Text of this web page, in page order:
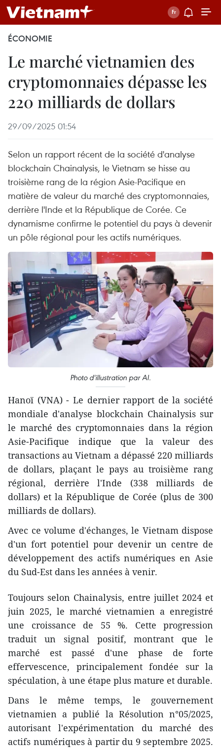
ÉCONOMIE
Le marché vietnamien des
cryptomonnaies dépasse les
220 milliards de dollars
29/09/2025 01:54
Selon un rapport récent de la société d'analyse
blockchain Chainalysis, le Vietnam se hisse au
troisième rang de la région Asie-Pacifique en
matière de valeur du marché des cryptomonnaies,
derrière l'Inde et la République de Corée. Ce
dynamisme confirme le potentiel du pays à devenir
un pôle régional pour les actifs numériques.
Photo d'illustration par AI.
Hanoï (VNA) - Le dernier rapport de la société
mondiale d'analyse blockchain Chainalysis sur
le marché des cryptomonnaies dans la région
Asie-Pacifique indique que la valeur des
transactions au Vietnam a dépassé 220 milliards
de dollars, plaçant le pays au troisième rang
régional, derrière l'Inde (338 milliards de
dollars) et la République de Corée (plus de 300
milliards de dollars).
Avec ce volume d'échanges, le Vietnam dispose
d'un fort potentiel pour devenir un centre de
développement des actifs numériques en Asie
du Sud-Est dans les années à venir.
Toujours selon Chainalysis, entre juillet 2024 et
juin 2025, le marché vietnamien a enregistré
une croissance de 55 %. Cette progression
traduit un signal positif, montrant que le
marché est passé d'une phase de forte
effervescence, principalement fondée sur la
spéculation, à une étape plus mature et durable.
Dans le même temps, le gouvernement
vietnamien a publié la Résolution n°05/2025,
autorisant l'expérimentation du marché des
actifs numériques à partir du 9 septembre 2025.